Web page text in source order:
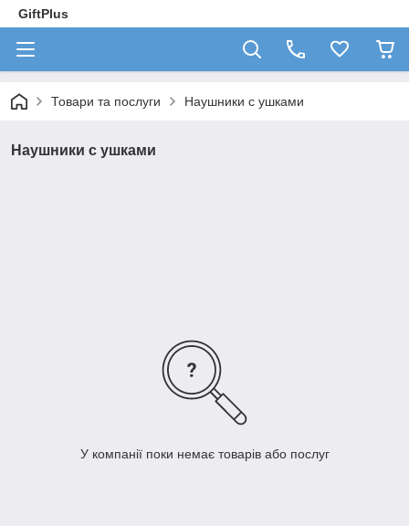
GiftPlus
Товари та послуги Наушники с ушками
Наушники с ушками
У компанії поки немає товарів або послуг